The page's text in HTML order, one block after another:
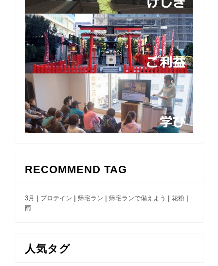
RECOMMEND TAG
3月 | プロテイン | 帰宅ラン | 帰宅ランで備えよう | 花粉 |
雨
人気タグ